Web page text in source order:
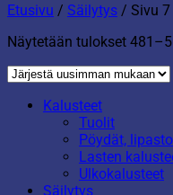
Etusivu / Säilytys / Sivu 7
Näytetään tulokset
Kalusteet
Tuolit
Pöydät,
Lasten
Ulkokalusteet
Säilytys